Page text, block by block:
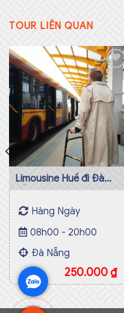
TOUR LIÊN QUAN
Add to
wishlist
Limousine Huế đi Đà
Nẵng
250.000 ₫
Hàng Ngày
08h00 - 20h00
Đà Nẵng